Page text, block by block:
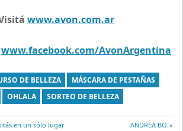
isitá www.avon.com.ar
www.facebook.com/AvonArgentina
DE BELLEZA
MÁSCARA DE PESTAÑAS
OHLALA SORTEO DE BELLEZA
en un sólo lugar
Entrada
ANDREA BO